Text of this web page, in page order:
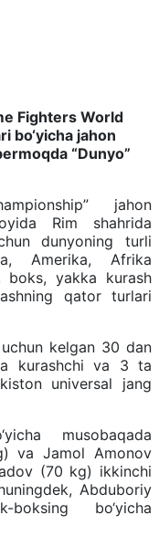
Fighters World
bo‘yicha jahon
“Dunyo”
jahon
Rim shahrida
dunyoning turli
Amerika, Afrika
boks, yakka kurash
qator turlari
kelgan 30 dan
kurashchi va 3 ta
universal jang
musobaqada
va Jamol Amonov
(70 kg) ikkinchi
Abduboriy
bo‘yicha